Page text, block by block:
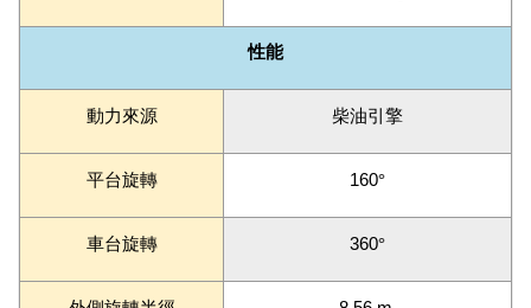
性能
動力來源 柴油引擎
平台旋轉 160°
車台旋轉 360°